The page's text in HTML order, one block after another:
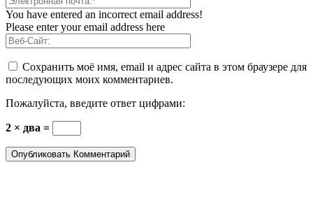
You have entered an incorrect email address!
Please enter your email address here
Сохранить моё имя, email и адрес сайта в этом браузере для
последующих моих комментариев.
Пожалуйста, введите ответ цифрами:
2 × два =